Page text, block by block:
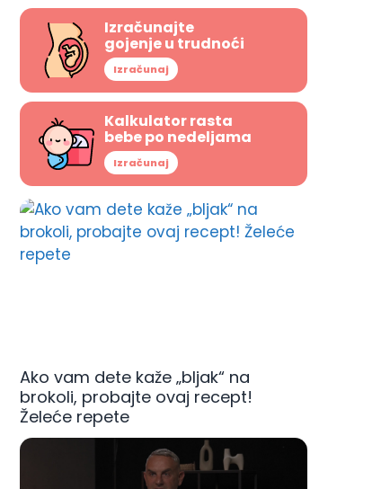
Izračunajte
gojenje u trudnoći
Izračunaj
Kalkulator rasta
bebe po nedeljama
Izračunaj
Ako vam dete kaže „bljak“ na
brokoli, probajte ovaj recept!
Želeće repete